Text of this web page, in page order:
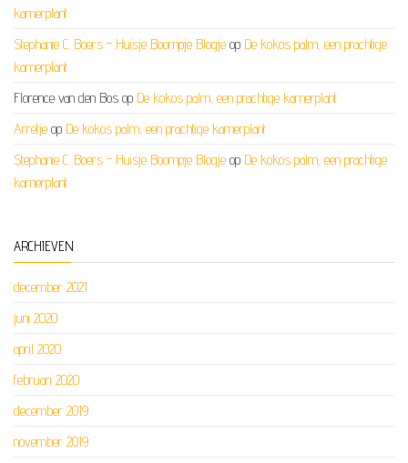
kamerplant
Stephanie C. Boers - Huisje Boompje Blogje op De kokos palm, een prachtige
kamerplant
Florence van den Bos op De kokos palm, een prachtige kamerplant
Arretje op De kokos palm, een prachtige kamerplant
Stephanie C. Boers - Huisje Boompje Blogje op De kokos palm, een prachtige
kamerplant
ARCHIEVEN
december 2021
juni 2020
april 2020
februari 2020
december 2019
november 2019